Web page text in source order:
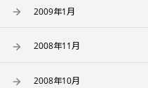
2009年1月
2008年11月
2008年10月